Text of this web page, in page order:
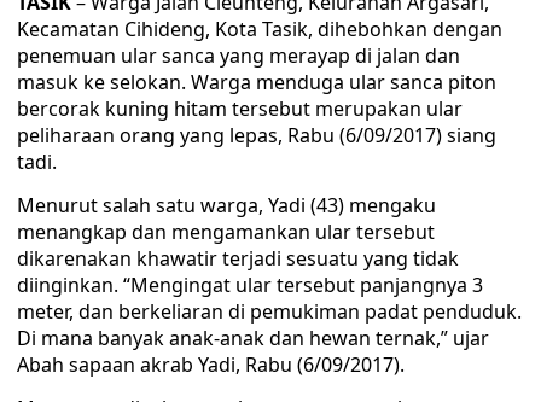
Kecamatan Cihideng, Kota Tasik, dihebohkan dengan
penemuan ular sanca yang merayap di jalan dan
masuk ke selokan. Warga menduga ular sanca piton
bercorak kuning hitam tersebut merupakan ular
peliharaan orang yang lepas, Rabu (6/09/2017) siang
tadi.
Menurut salah satu warga, Yadi (43) mengaku
menangkap dan mengamankan ular tersebut
dikarenakan khawatir terjadi sesuatu yang tidak
diinginkan. “Mengingat ular tersebut panjangnya 3
meter, dan berkeliaran di pemukiman padat penduduk.
Di mana banyak anak-anak dan hewan ternak,” ujar
Abah sapaan akrab Yadi, Rabu (6/09/2017).